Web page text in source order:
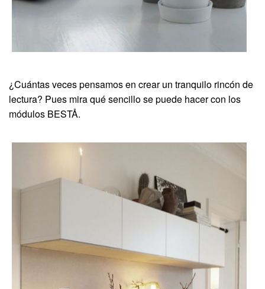
¿Cuántas veces pensamos en crear un tranquilo rincón de
lectura? Pues mira qué sencillo se puede hacer con los
módulos BESTÅ.